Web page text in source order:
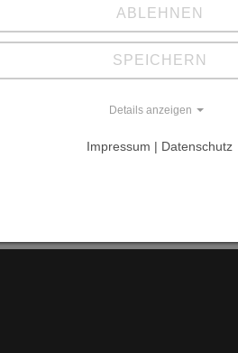
ABLEHNEN
SPEICHERN
Details anzeigen
Impressum | Datenschutz